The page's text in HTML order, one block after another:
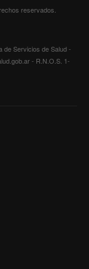
reservados.
de Servicios de Salud -
- R.N.O.S. 1-